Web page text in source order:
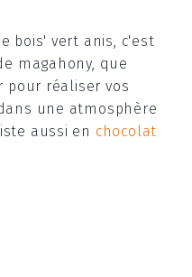
bois' vert anis, c'est
magahony, que
pour réaliser vos
une atmosphère
aussi en chocolat